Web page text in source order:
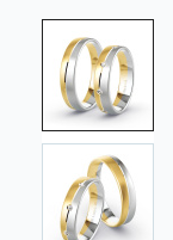
Ende
der
Bildgalerie
springen